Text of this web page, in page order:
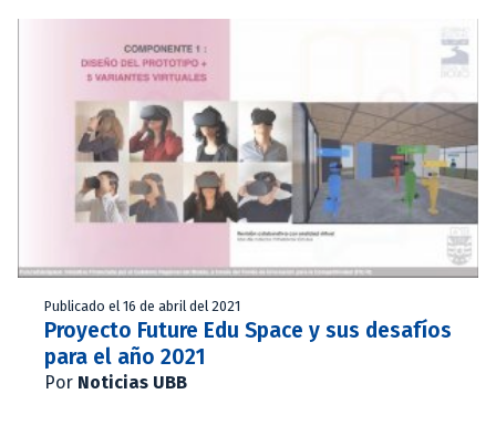
Publicado el 16 de abril del 2021
Proyecto Future Edu Space y sus desafíos
para el año 2021
Por Noticias UBB